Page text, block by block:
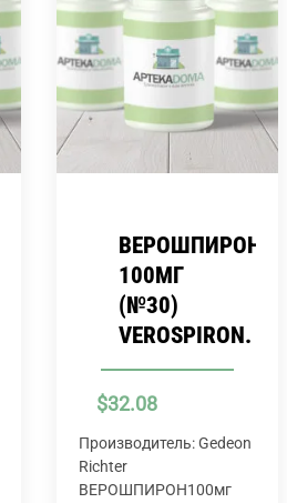
ВЕРОШПИРОН
100МГ
(№30)
VEROSPIRON.
$32.08
Производитель: Gedeon
Richter
ВЕРОШПИРОН100мг